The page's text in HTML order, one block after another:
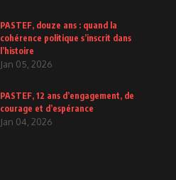
PASTEF, douze ans : quand la
cohérence politique s’inscrit dans
l’histoire
Jan 05, 2026
PASTEF, 12 ans d’engagement, de
courage et d’espérance
Jan 04, 2026